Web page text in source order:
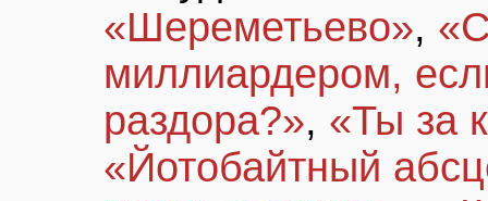
«Шереметьево»,
миллиардером,
раздора?», «Ты за
«Йотобайтный